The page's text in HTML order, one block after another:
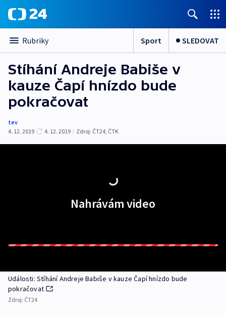
Rubriky Sport SLEDOVAT
Stíhání Andreje Babiše v
kauze Čapí hnízdo bude
pokračovat
tev
4. 12. 2019
4. 12. 2019 | Zdroj: ČT24, ČTK
Nahrávám video
Události: Stíhání Andreje Babiše v kauze Čapí hnízdo bude
pokračovat
Zdroj: ČT24